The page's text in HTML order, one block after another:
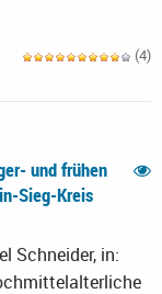
(4)
und frühen
Sieg-Kreis
Schneider, in: